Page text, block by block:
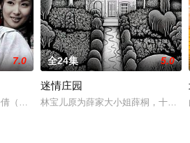
7.0
（秦海璐 饰）、汪子吟（刘涛 饰）和汪子
全24集 5.0
迷情庄园
林宝儿原为薛家大小姐薛桐，十八